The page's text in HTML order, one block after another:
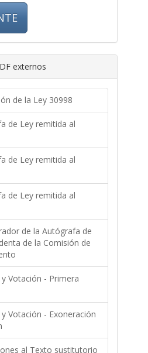
externos
de la Ley 30998
de Ley remitida al
de Ley remitida al
de Ley remitida al
de la Autógrafa de
de la Comisión de
Votación - Primera
Votación - Exoneración
al Texto sustitutorio